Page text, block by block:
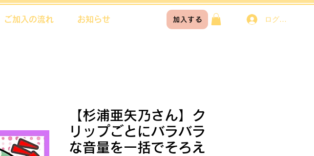
ご加入の流れ お知らせ 加入する ログイン
【杉浦亜矢乃さん】ク
リップごとにバラバラ
な音量を一括でそろえ